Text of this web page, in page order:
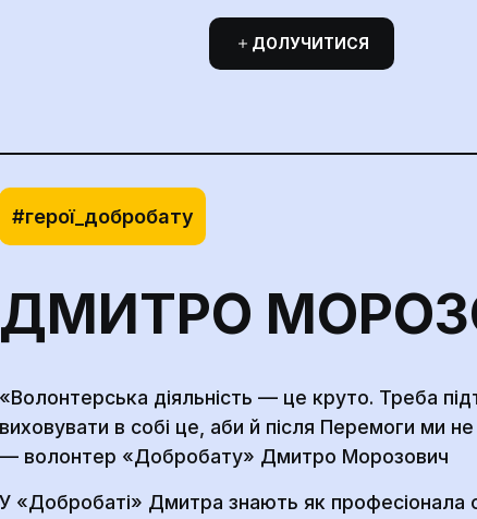
ДОЛУЧИТИСЯ
#герої_добробату
ДМИТРО
«Волонтерська діяльність — це круто. Треба
виховувати в собі це, аби й після Перемоги ми
— волонтер «Добробату» Дмитро Морозович
У «Добробаті» Дмитра знають як професіонала